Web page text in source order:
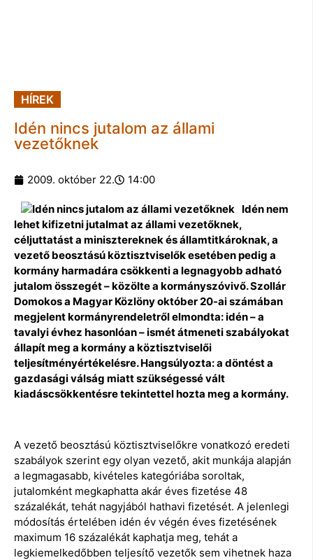
HÍREK
Idén nincs jutalom az állami
vezetőknek
2009. október 22. 14:00
Idén nem
lehet kifizetni jutalmat az állami vezetőknek,
céljuttatást a minisztereknek és államtitkároknak, a
vezető beosztású köztisztviselők esetében pedig a
kormány harmadára csökkenti a legnagyobb adható
jutalom összegét – közölte a kormányszóvivő. Szollár
Domokos a Magyar Közlöny október 20-ai számában
megjelent kormányrendeletről elmondta: idén – a
tavalyi évhez hasonlóan – ismét átmeneti szabályokat
állapít meg a kormány a köztisztviselői
teljesítményértékelésre. Hangsúlyozta: a döntést a
gazdasági válság miatt szükségessé vált
kiadáscsökkentésre tekintettel hozta meg a kormány.
A vezető beosztású köztisztviselőkre vonatkozó eredeti
szabályok szerint egy olyan vezető, akit munkája alapján
a legmagasabb, kivételes kategóriába soroltak,
jutalomként megkaphatta akár éves fizetése 48
százalékát, tehát nagyjából hathavi fizetését. A jelenlegi
módosítás értelében idén év végén éves fizetésének
maximum 16 százalékát kaphatja meg, tehát a
legkiemelkedőbben teljesítő vezetők sem vihetnek haza